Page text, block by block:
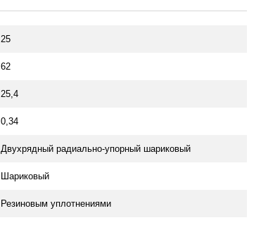
25
62
25,4
0,34
Двухрядный радиально-упорный шариковый
Шариковый
Резиновым уплотнениями